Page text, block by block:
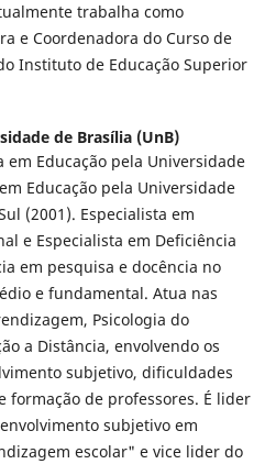
trabalha como
e Coordenadora do Curso de
Instituto de Educação Superior
de Brasília (UnB)
em Educação pela Universidade
Educação pela Universidade
(2001). Especialista em
e Especialista em Deficiência
em pesquisa e docência no
e fundamental. Atua nas
Psicologia do
a Distância, envolvendo os
subjetivo, dificuldades
formação de professores. É lider
subjetivo em
escolar" e vice lider do